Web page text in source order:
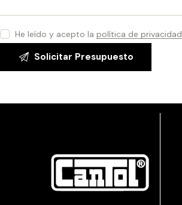
He leído y acepto lapolítica de privacidad